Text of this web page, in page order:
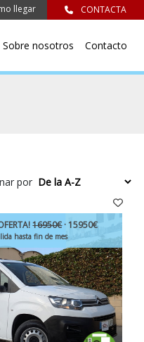
llegar CONTACTA
Sobre nosotros Contacto
por
16950€· 15950€
hasta fin de mes